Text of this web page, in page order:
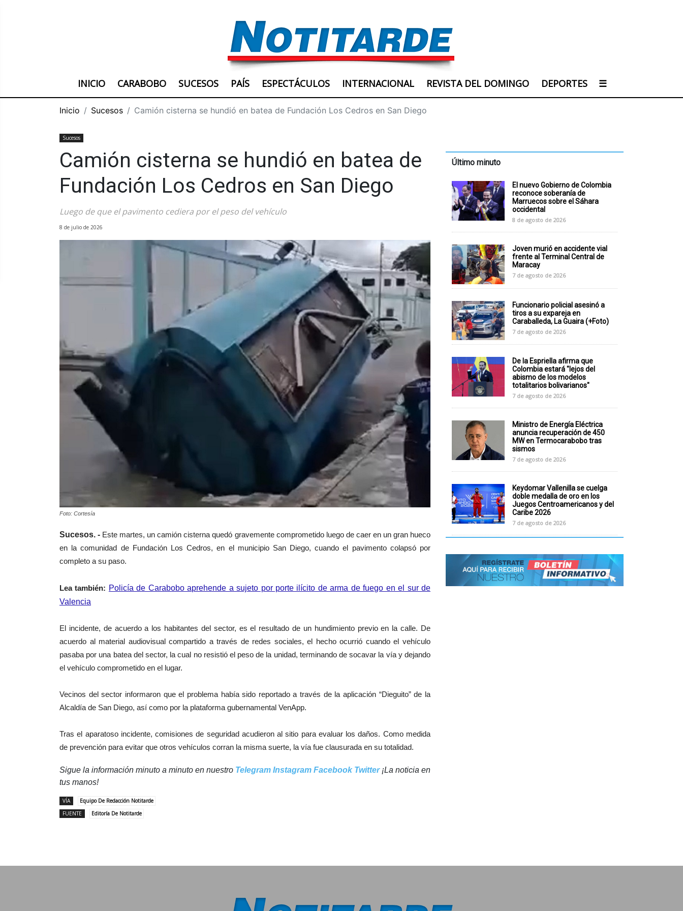
INICIO CARABOBO SUCESOS PAÍS ESPECTÁCULOS INTERNACIONAL REVISTA DEL DOMINGO DEPORTES ☰
Inicio Sucesos Camión cisterna se hundió en batea de Fundación Los Cedros en San Diego
Sucesos
Camión cisterna se hundió en batea de
Fundación Los Cedros en San Diego
Luego de que el pavimento cediera por el peso del vehículo
8 de julio de 2026
Foto: Cortesía
Sucesos. - Este martes, un camión cisterna quedó gravemente comprometido luego de caer en un gran hueco
en la comunidad de Fundación Los Cedros, en el municipio San Diego, cuando el pavimento colapsó por
completo a su paso.
Lea también: Policía de Carabobo aprehende a sujeto por porte ilícito de arma de fuego en el sur de
Valencia
El incidente, de acuerdo a los habitantes del sector, es el resultado de un hundimiento previo en la calle. De
acuerdo al material audiovisual compartido a través de redes sociales, el hecho ocurrió cuando el vehículo
pasaba por una batea del sector, la cual no resistió el peso de la unidad, terminando de socavar la vía y dejando
el vehículo comprometido en el lugar.
Vecinos del sector informaron que el problema había sido reportado a través de la aplicación “Dieguito” de la
Alcaldía de San Diego, así como por la plataforma gubernamental VenApp.
Tras el aparatoso incidente, comisiones de seguridad acudieron al sitio para evaluar los daños. Como medida
de prevención para evitar que otros vehículos corran la misma suerte, la vía fue clausurada en su totalidad.
Sigue la información minuto a minuto en nuestro Telegram Instagram Facebook Twitter¡La noticia en
tus manos!
VÍA
Equipo De Redacción Notitarde
FUENTE
Editoría De Notitarde
Último minuto
El nuevo Gobierno de Colombia
reconoce soberanía de
Marruecos sobre el Sáhara
occidental
8 de agosto de 2026
Joven murió en accidente vial
frente al Terminal Central de
Maracay
7 de agosto de 2026
Funcionario policial asesinó a
tiros a su expareja en
Caraballeda, La Guaira (+Foto)
7 de agosto de 2026
De la Espriella afirma que
Colombia estará "lejos del
abismo de los modelos
totalitarios bolivarianos"
7 de agosto de 2026
Ministro de Energía Eléctrica
anuncia recuperación de 450
MW en Termocarabobo tras
sismos
7 de agosto de 2026
Keydomar Vallenilla se cuelga
doble medalla de oro en los
Juegos Centroamericanos y del
Caribe 2026
7 de agosto de 2026